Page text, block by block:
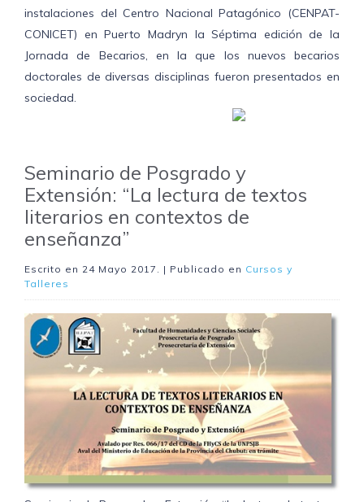
instalaciones del Centro Nacional Patagónico (CENPAT-
CONICET) en Puerto Madryn la Séptima edición de la
Jornada de Becarios, en la que los nuevos becarios
doctorales de diversas disciplinas fueron presentados en
sociedad.
Seminario de Posgrado y
Extensión: “La lectura de textos
literarios en contextos de
enseñanza”
Escrito en 24 Mayo 2017 . | Publicado en Cursos y
Talleres